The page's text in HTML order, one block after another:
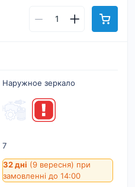
Наружное зеркало
7
32 дні (9 вересня) при
замовленні до 14:00